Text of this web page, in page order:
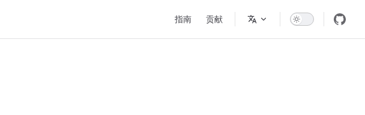
指南 贡献